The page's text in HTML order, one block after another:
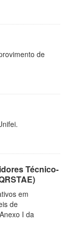
de
Técnico-
em
de
I da